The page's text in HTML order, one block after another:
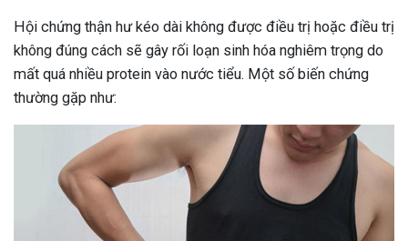
Hội chứng thận hư kéo dài không được điều trị hoặc điều trị
không đúng cách sẽ gây rối loạn sinh hóa nghiêm trọng do
mất quá nhiều protein vào nước tiểu. Một số biến chứng
thường gặp như: